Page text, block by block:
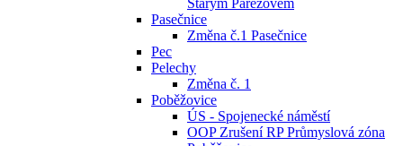
Starým Pařezovem
Pasečnice
Změna č.1 Pasečnice
Pec
Pelechy
Změna č. 1
Poběžovice
ÚS - Spojenecké náměstí
OOP Zrušení RP Průmyslová zóna